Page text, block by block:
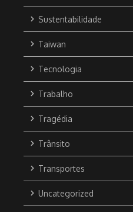
Sustentabilidade
Taiwan
Tecnologia
Trabalho
Tragédia
Trânsito
Transportes
Uncategorized